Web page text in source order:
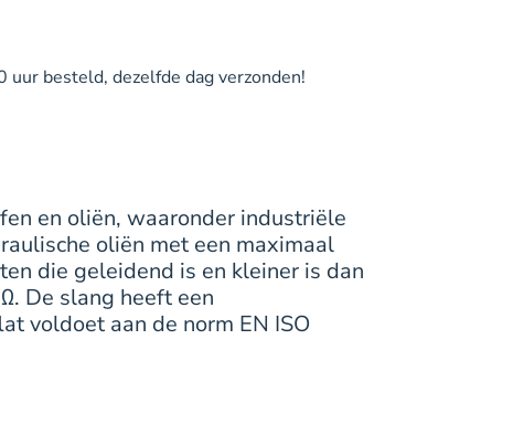
uur besteld, dezelfde dag verzonden!
en oliën, waaronder industriële
oliën met een maximaal
die geleidend is en kleiner is dan
De slang heeft een
voldoet aan de norm EN ISO